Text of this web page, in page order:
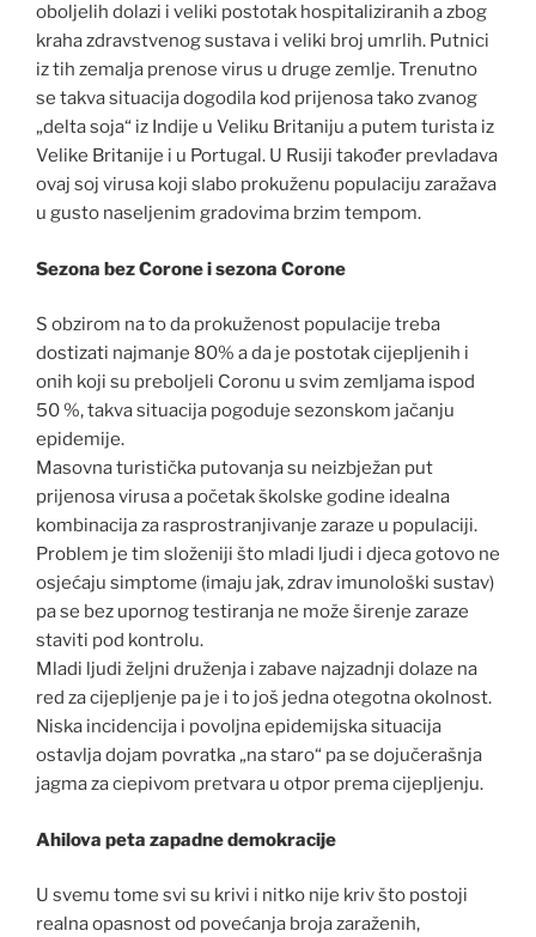
oboljelih dolazi i veliki postotak hospitaliziranih a zbog
kraha zdravstvenog sustava i veliki broj umrlih. Putnici
iz tih zemalja prenose virus u druge zemlje. Trenutno
se takva situacija dogodila kod prijenosa tako zvanog
„delta soja“ iz Indije u Veliku Britaniju a putem turista iz
Velike Britanije i u Portugal. U Rusiji također prevladava
ovaj soj virusa koji slabo prokuženu populaciju zaražava
u gusto naseljenim gradovima brzim tempom.
Sezona bez Corone i sezona Corone
S obzirom na to da prokuženost populacije treba
dostizati najmanje 80% a da je postotak cijepljenih i
onih koji su preboljeli Coronu u svim zemljama ispod
50 %, takva situacija pogoduje sezonskom jačanju
epidemije.
Masovna turistička putovanja su neizbježan put
prijenosa virusa a početak školske godine idealna
kombinacija za rasprostranjivanje zaraze u populaciji.
Problem je tim složeniji što mladi ljudi i djeca gotovo ne
osjećaju simptome (imaju jak, zdrav imunološki sustav)
pa se bez upornog testiranja ne može širenje zaraze
staviti pod kontrolu.
Mladi ljudi željni druženja i zabave najzadnji dolaze na
red za cijepljenje pa je i to još jedna otegotna okolnost.
Niska incidencija i povoljna epidemijska situacija
ostavlja dojam povratka „na staro“ pa se dojučerašnja
jagma za ciepivom pretvara u otpor prema cijepljenju.
Ahilova peta zapadne demokracije
U svemu tome svi su krivi i nitko nije kriv što postoji
realna opasnost od povećanja broja zaraženih,